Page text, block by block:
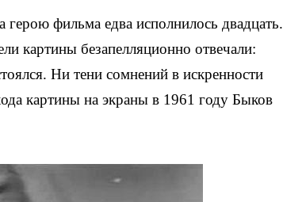
герою фильма едва исполнилось двадцать.
картины безапелляционно отвечали:
Ни тени сомнений в искренности
картины на экраны в 1961 году Быков